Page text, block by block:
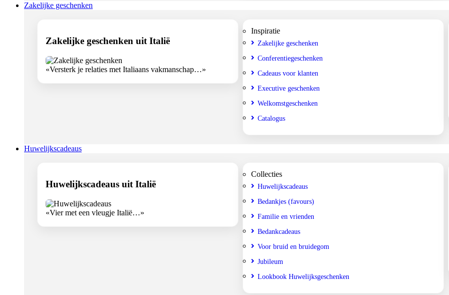
Zakelijke geschenken
Zakelijke geschenken uit Italië
«Versterk je relaties met Italiaans vakmanschap…»
Inspiratie
Zakelijke geschenken
Conferentiegeschenken
Cadeaus voor klanten
Executive geschenken
Welkomstgeschenken
Catalogus
Huwelijkscadeaus
Huwelijkscadeaus uit Italië
«Vier met een vleugje Italië…»
Collecties
Huwelijkscadeaus
Bedankjes (favours)
Familie en vrienden
Bedankcadeaus
Voor bruid en bruidegom
Jubileum
Lookbook Huwelijksgeschenken